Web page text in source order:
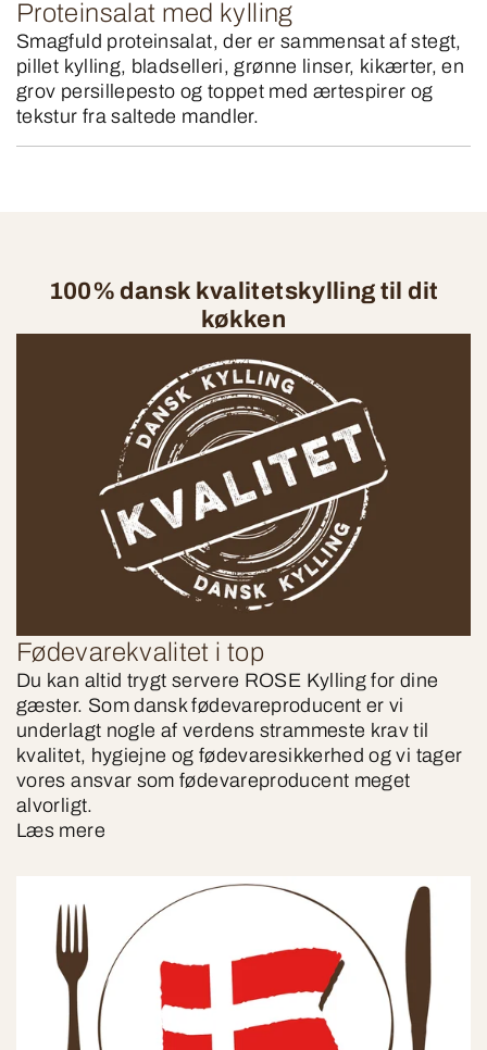
Proteinsalat med kylling
Smagfuld proteinsalat, der er sammensat af stegt,
pillet kylling, bladselleri, grønne linser, kikærter, en
grov persillepesto og toppet med ærtespirer og
tekstur fra saltede mandler.
100% dansk kvalitetskylling til dit
køkken
Fødevarekvalitet i top
Du kan altid trygt servere ROSE Kylling for dine
gæster. Som dansk fødevareproducent er vi
underlagt nogle af verdens strammeste krav til
kvalitet, hygiejne og fødevaresikkerhed og vi tager
vores ansvar som fødevareproducent meget
alvorligt.
Læs mere